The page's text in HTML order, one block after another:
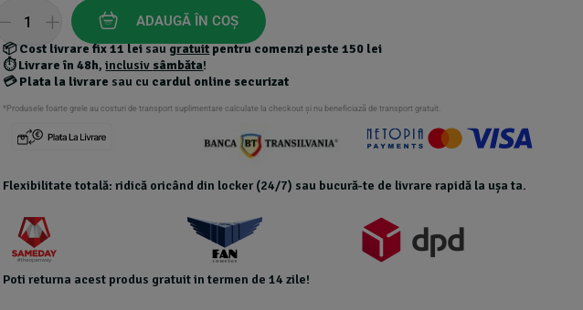
customer
ratings
ADAUGĂ ÎN COȘ
📦Cost livrare fix 11 leisaugratuitpentru comenzi peste 150 lei
⏱️Livrare în 48h,inclusiv sâmbăta!
💳Plata la livrare sau cu cardul online securizat
*Produsele foarte grele au costuri de transport suplimentare calculate la checkout și nu beneficiază de transport gratuit.
Flexibilitate totală: ridică oricând din locker (24/7) sau bucură-te de livrare rapidă la ușa ta.
Poti returna acest produs gratuit in termen de 14 zile!